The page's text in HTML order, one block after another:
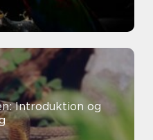
Introduktion og